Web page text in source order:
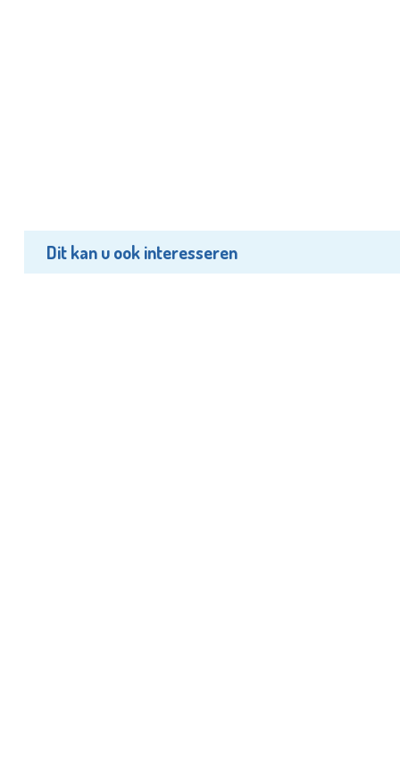
Dit kan u ook interesseren